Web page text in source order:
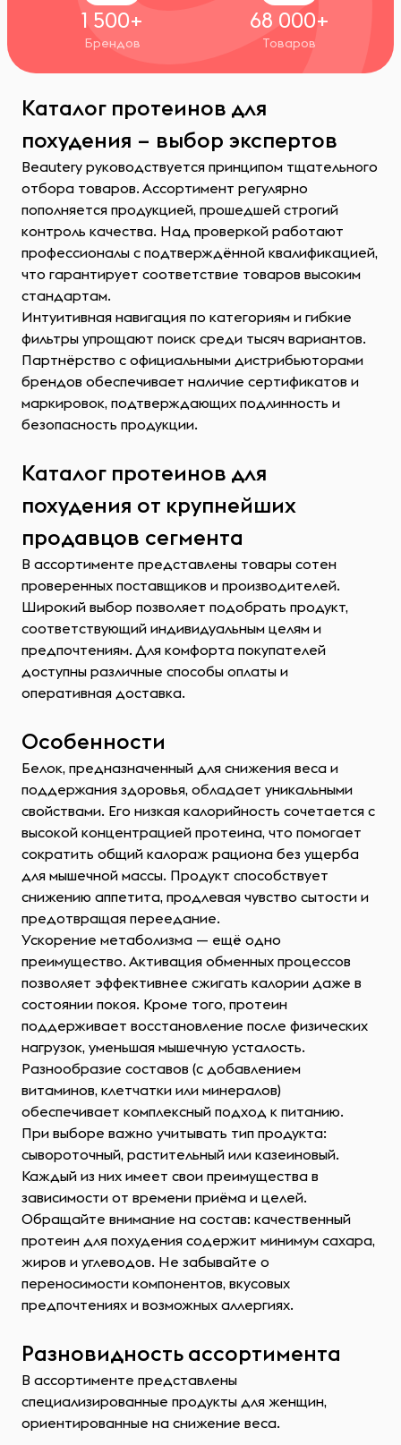
1 500+
Брендов
68 000+
Товаров
Каталог протеинов для
похудения – выбор экспертов
Beautery руководствуется принципом тщательного
отбора товаров. Ассортимент регулярно
пополняется продукцией, прошедшей строгий
контроль качества. Над проверкой работают
профессионалы с подтверждённой квалификацией,
что гарантирует соответствие товаров высоким
стандартам.
Интуитивная навигация по категориям и гибкие
фильтры упрощают поиск среди тысяч вариантов.
Партнёрство с официальными дистрибьюторами
брендов обеспечивает наличие сертификатов и
маркировок, подтверждающих подлинность и
безопасность продукции.
Каталог протеинов для
похудения от крупнейших
продавцов сегмента
В ассортименте представлены товары сотен
проверенных поставщиков и производителей.
Широкий выбор позволяет подобрать продукт,
соответствующий индивидуальным целям и
предпочтениям. Для комфорта покупателей
доступны различные способы оплаты и
оперативная доставка.
Особенности
Белок, предназначенный для снижения веса и
поддержания здоровья, обладает уникальными
свойствами. Его низкая калорийность сочетается с
высокой концентрацией протеина, что помогает
сократить общий калораж рациона без ущерба
для мышечной массы. Продукт способствует
снижению аппетита, продлевая чувство сытости и
предотвращая переедание.
Ускорение метаболизма — ещё одно
преимущество. Активация обменных процессов
позволяет эффективнее сжигать калории даже в
состоянии покоя. Кроме того, протеин
поддерживает восстановление после физических
нагрузок, уменьшая мышечную усталость.
Разнообразие составов (с добавлением
витаминов, клетчатки или минералов)
обеспечивает комплексный подход к питанию.
При выборе важно учитывать тип продукта:
сывороточный, растительный или казеиновый.
Каждый из них имеет свои преимущества в
зависимости от времени приёма и целей.
Обращайте внимание на состав: качественный
протеин для похудения содержит минимум сахара,
жиров и углеводов. Не забывайте о
переносимости компонентов, вкусовых
предпочтениях и возможных аллергиях.
Разновидность ассортимента
В ассортименте представлены
специализированные продукты для женщин,
ориентированные на снижение веса.